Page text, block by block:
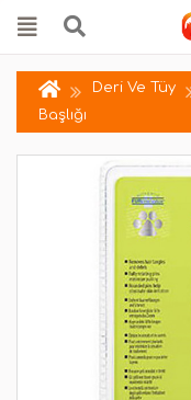
Deri Ve Tüy
Başlığı